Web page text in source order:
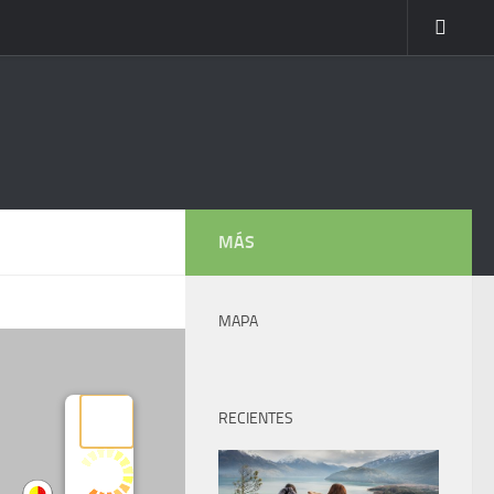
MÁS
MAPA
RECIENTES